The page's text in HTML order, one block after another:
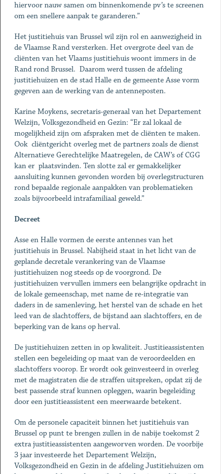
hiervoor nauw samen om binnenkomende pv’s te screenen
om een snellere aanpak te garanderen.”
Het justitiehuis van Brussel wil zijn rol en aanwezigheid in
de Vlaamse Rand versterken. Het overgrote deel van de
cliënten van het Vlaams justitiehuis woont immers in de
Rand rond Brussel. Daarom werd tussen de afdeling
justitiehuizen en de stad Halle en de gemeente Asse vorm
gegeven aan de werking van de antenneposten.
Karine Moykens, secretaris-generaal van het Departement
Welzijn, Volksgezondheid en Gezin: “Er zal lokaal de
mogelijkheid zijn om afspraken met de cliënten te maken.
Ook cliëntgericht overleg met de partners zoals de dienst
Alternatieve Gerechtelijke Maatregelen, de CAW’s of CGG
kan er plaatsvinden. Ten slotte zal er gemakkelijker
aansluiting kunnen gevonden worden bij overlegstructuren
rond bepaalde regionale aanpakken van problematieken
zoals bijvoorbeeld intrafamiliaal geweld.”
Decreet
Asse en Halle vormen de eerste antennes van het
justitiehuis in Brussel. Nabijheid staat in het licht van de
geplande decretale verankering van de Vlaamse
justitiehuizen nog steeds op de voorgrond. De
justitiehuizen vervullen immers een belangrijke opdracht in
de lokale gemeenschap, met name de re-integratie van
daders in de samenleving, het herstel van de schade en het
leed van de slachtoffers, de bijstand aan slachtoffers, en de
beperking van de kans op herval.
De justitiehuizen zetten in op kwaliteit. Justitieassistenten
stellen een begeleiding op maat van de veroordeelden en
slachtoffers voorop. Er wordt ook geïnvesteerd in overleg
met de magistraten die de straffen uitspreken, opdat zij de
best passende straf kunnen opleggen, waarin begeleiding
door een justitieassistent een meerwaarde betekent.
Om de personele capaciteit binnen het justitiehuis van
Brussel op punt te brengen zullen in de nabije toekomst 2
extra justitieassistenten aangeworven worden. De voorbije
3 jaar investeerde het Departement Welzijn,
Volksgezondheid en Gezin in de afdeling Justitiehuizen om